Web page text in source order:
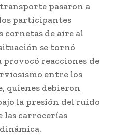
pasaron a
participantes
cornetas de aire al
se tornó
provocó reacciones de
entre los
quienes debieron
la presión del ruido
las carrocerías